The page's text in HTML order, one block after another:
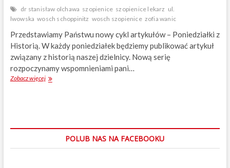
dr stanisław olchawa szopienice szopienice lekarz ul.
lwowska wosch schoppinitz wosch szopienice zofia wanic
Przedstawiamy Państwu nowy cykl artykułów – Poniedziałki z
Historią. W każdy poniedziałek będziemy publikować artykuł
związany z historią naszej dzielnicy. Nową serię
rozpoczynamy wspomnieniami pani…
Zobacz więcej[
POLUB NAS NA FACEBOOKU